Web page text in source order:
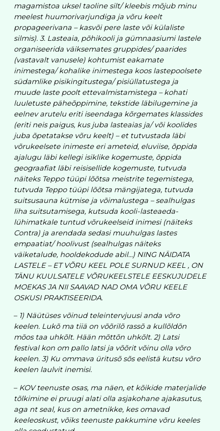
magamistoa uksel taoline silt/ kleebis mõjub minu
meelest huumorivarjundiga ja võru keelt
propageerivana – kasvõi pere laste või külaliste
silmis). 3. Lasteaia, põhikooli ja gümnaasiumi lastele
organiseerida väiksemates gruppides/ paarides
(vastavalt vanusele) kohtumist eakamate
inimestega/ kohalike inimestega koos lastepoolsete
südamlike pisikingitustega/ pisiüllatustega ja
muude laste poolt ettevalmistamistega – kohati
luuletuste päheõppimine, tekstide läbilugemine ja
eelnev arutelu eriti iseendaga kõrgemates klassides
(eriti neis paigus, kus juba lasteaias ja/ või koolides
juba õpetatakse võru keelt) – et tutvustada läbi
võrukeelsete inimeste eri ameteid, eluviise, õppida
ajalugu läbi kellegi isiklike kogemuste, õppida
geograafiat läbi reisisellide kogemuste, tutvuda
näiteks Teppo tüüpi lõõtsa meistrite tegemistega,
tutvuda Teppo tüüpi lõõtsa mängijatega, tutvuda
suitsusauna kütmise ja võimalustega – sealhulgas
liha suitsutamisega, kutsuda kooli-lasteaeda-
lühimatkale tuntud võrukeelseid inimesi (näiteks
Contra) ja arendada sedasi muuhulgas lastes
empaatiat/ hoolivust (sealhulgas näiteks
väiketalude, hooldekodude abil…) NING NÄIDATA
LASTELE – ET VÕRU KEEL POLE SURNUD KEEL , ON
TÄNU KUULSATELE VÕRUKEELSTELE EESKUJUDELE
MOEKAS JA NII SAAVAD NAD OMA VÕRU KEELE
OSKUSI PRAKTISEERIDA.
– 1) Näütüses võinud teleintervjuusi anda võro
keelen. Lukõ ma tiiä on võõrilõ rassõ a kullõldõn
mõos taa uhkõlt. Hään mõttõn uhkõlt. 2) Latsi
festival kon om pallo latsi ja võõrit võinu olla võro
keelen. 3) Ku ommava üritusõ sõs eelistä kutsu võro
keelen laulvit inemisi.
– KOV teenuste osas, ma näen, et kõikide materjalide
tõlkimine ei pruugi alati olla asjakohane ajakasutus,
aga nt seal, kus on ametnikke, kes omavad
keeleoskust, võiks teenuste pakkumine võru keeles